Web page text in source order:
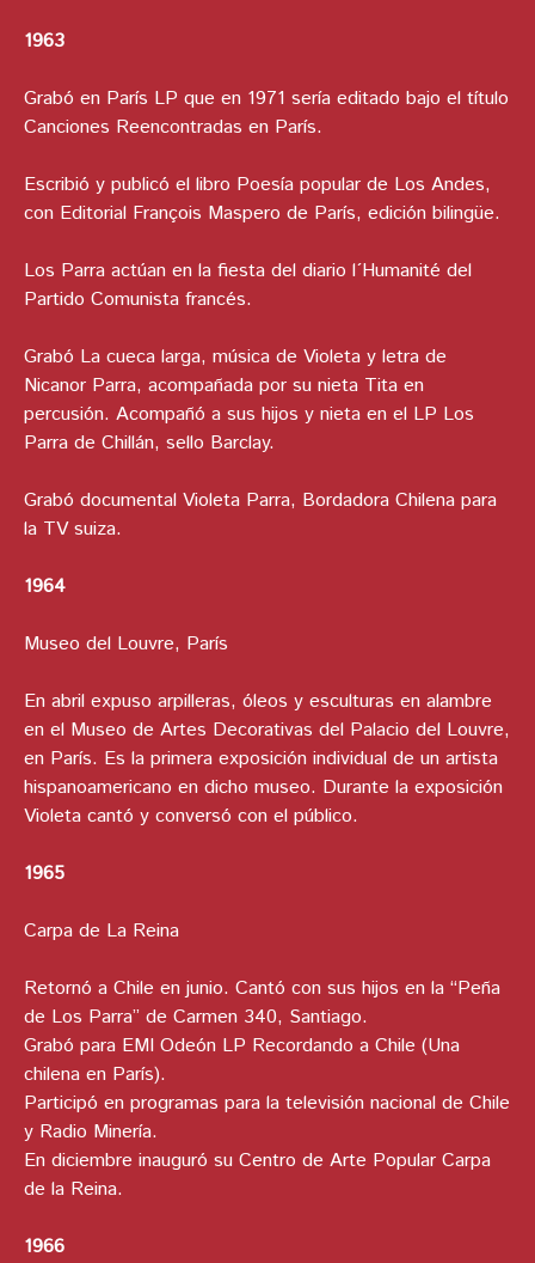
1963
Grabó en París LP que en 1971 sería editado bajo el título
Canciones Reencontradas en París.
Escribió y publicó el libro Poesía popular de Los Andes,
con Editorial François Maspero de París, edición bilingüe.
Los Parra actúan en la fiesta del diario l´Humanité del
Partido Comunista francés.
Grabó La cueca larga, música de Violeta y letra de
Nicanor Parra, acompañada por su nieta Tita en
percusión. Acompañó a sus hijos y nieta en el LP Los
Parra de Chillán, sello Barclay.
Grabó documental Violeta Parra, Bordadora Chilena para
la TV suiza.
1964
Museo del Louvre, París
En abril expuso arpilleras, óleos y esculturas en alambre
en el Museo de Artes Decorativas del Palacio del Louvre,
en París. Es la primera exposición individual de un artista
hispanoamericano en dicho museo. Durante la exposición
Violeta cantó y conversó con el público.
1965
Carpa de La Reina
Retornó a Chile en junio. Cantó con sus hijos en la “Peña
de Los Parra” de Carmen 340, Santiago.
Grabó para EMI Odeón LP Recordando a Chile (Una
chilena en París).
Participó en programas para la televisión nacional de Chile
y Radio Minería.
En diciembre inauguró su Centro de Arte Popular Carpa
de la Reina.
1966